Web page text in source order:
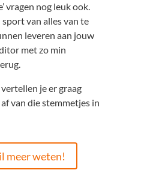
vragen nog leuk ook.
van alles van te
leveren aan jouw
met zo min
je er graag
van die stemmetjes in
meer weten!